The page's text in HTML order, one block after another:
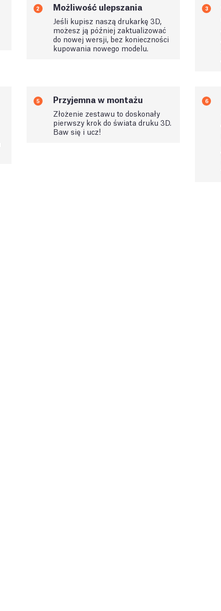
2 Możliwość ulepszania
Jeśli kupisz naszą drukarkę 3D,
możesz ją później zaktualizować
do nowej wersji, bez konieczności
kupowania nowego modelu.
3
5 Przyjemna w montażu
Złożenie zestawu to doskonały
pierwszy krok do świata druku 3D.
Baw się i ucz!
6